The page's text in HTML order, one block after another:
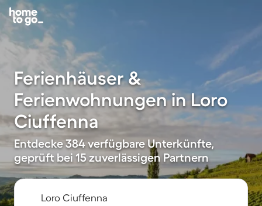
Ferienhäuser &
Ferienwohnungen in Loro
Ciuffenna
Entdecke 384 verfügbare Unterkünfte,
geprüft bei 15 zuverlässigen Partnern